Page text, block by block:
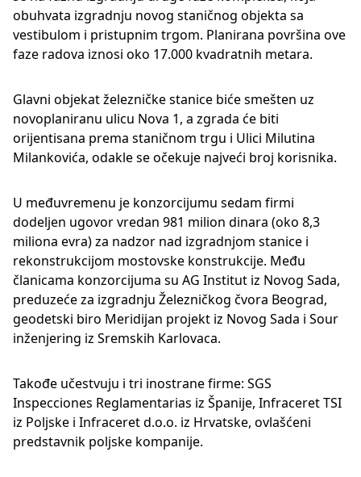
obuhvata izgradnju novog staničnog objekta sa
vestibulom i pristupnim trgom. Planirana površina ove
faze radova iznosi oko 17.000 kvadratnih metara.
Glavni objekat železničke stanice biće smešten uz
novoplaniranu ulicu Nova 1, a zgrada će biti
orijentisana prema staničnom trgu i Ulici Milutina
Milankovića, odakle se očekuje najveći broj korisnika.
U međuvremenu je konzorcijumu sedam firmi
dodeljen ugovor vredan 981 milion dinara (oko 8,3
miliona evra) za nadzor nad izgradnjom stanice i
rekonstrukcijom mostovske konstrukcije. Među
članicama konzorcijuma su AG Institut iz Novog Sada,
preduzeće za izgradnju Železničkog čvora Beograd,
geodetski biro Meridijan projekt iz Novog Sada i Sour
inženjering iz Sremskih Karlovaca.
Takođe učestvuju i tri inostrane firme: SGS
Inspecciones Reglamentarias iz Španije, Infraceret TSI
iz Poljske i Infraceret d.o.o. iz Hrvatske, ovlašćeni
predstavnik poljske kompanije.